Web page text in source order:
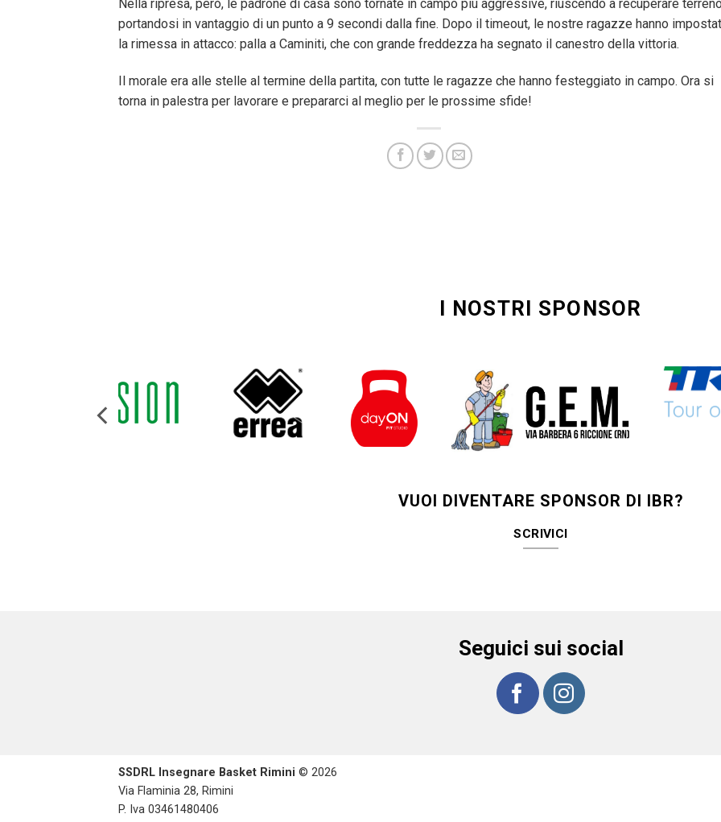
Nella ripresa, però, le padrone di casa sono tornate in campo più aggressive, riuscendo a recuperare
portandosi in vantaggio di un punto a 9 secondi dalla fine. Dopo il timeout, le nostre ragazze hanno
la rimessa in attacco: palla a Caminiti, che con grande freddezza ha segnato il canestro della vittoria.
Il morale era alle stelle al termine della partita, con tutte le ragazze che hanno festeggiato in campo. Ora si
torna in palestra per lavorare e prepararci al meglio per le prossime sfide!
I NOSTRI SPONSOR
VUOI DIVENTARE SPONSOR DI IBR?
SCRIVICI
Seguici sui social
SSDRL Insegnare Basket Rimini © 2026
Via Flaminia 28, Rimini
P. Iva 03461480406